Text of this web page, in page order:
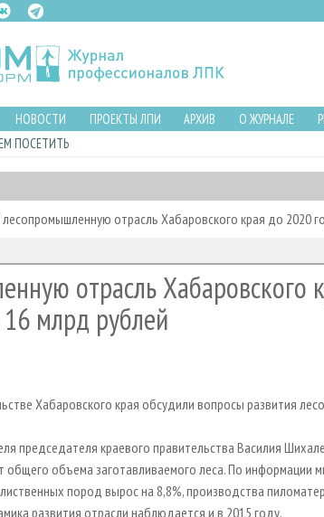
НОВОСТИ ПРОЕКТЫ ЛПИ АРХИВ О ЖУРНАЛЕ
ПОСЕТИТЬ
отрасль Хабаровского края до 2020
отрасль Хабаровского
млрд рублей
Хабаровского края обсудили вопросы развития
председателя краевого правительства Василия
общего объема заготавливаемого леса. По информации
пород вырос на 8,8%, производства
развития отрасли наблюдается и в 2015 году.